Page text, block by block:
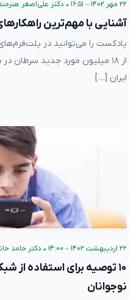
۲۲ مهر ۱۴۰۲ – ۱۶:۵۱ • دکتر علی‌اصغر
آشنایی با مهم‌ترین
پادکست را می‌توانید در
از ۱۸ میلیون مورد جدید
ایران […]
۲۲ اردیبهشت ۱۴۰۲ – ۱۴:۰۰ • دکتر حامد
۱۰ توصیه برای استفاده
نوجوانان